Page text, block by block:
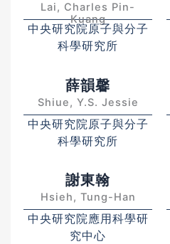
Lai, Charles Pin-
Kuang
中央研究院原子與分子
科學研究所
薛韻馨
Shiue, Y.S. Jessie
中央研究院原子與分子
科學研究所
謝東翰
Hsieh, Tung-Han
中央研究院應用科學研
究中心